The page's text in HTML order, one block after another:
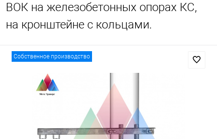
ВОК на железобетонных опорах КС,
на кронштейне с кольцами.
Собственное производство